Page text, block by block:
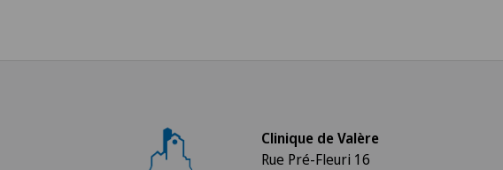
Clinique de Valère
Rue Pré-Fleuri 16